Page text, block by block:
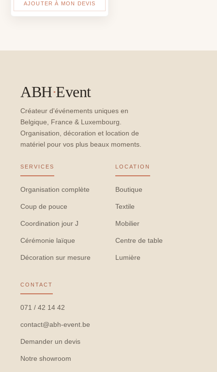
AJOUTER À MON DEVIS
ABH·Event
Créateur d'événements uniques en
Belgique, France & Luxembourg.
Organisation, décoration et location de
matériel pour vos plus beaux moments.
SERVICES
Organisation complète
Coup de pouce
Coordination jour J
Cérémonie laïque
Décoration sur mesure
LOCATION
Boutique
Textile
Mobilier
Centre de table
Lumière
CONTACT
071 / 42 14 42
contact@abh-event.be
Demander un devis
Notre showroom